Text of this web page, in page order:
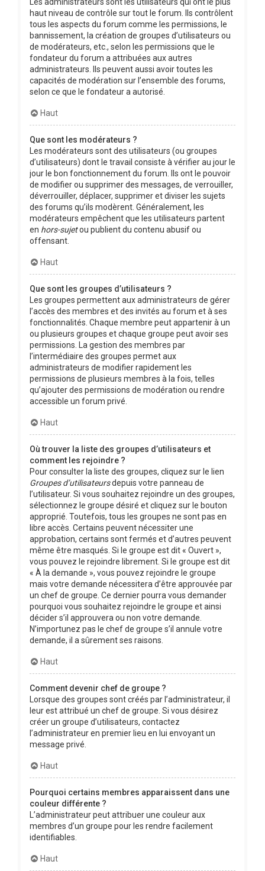
haut niveau de contrôle sur tout le forum. Ils contrôlent
tous les aspects du forum comme les permissions, le
bannissement, la création de groupes d’utilisateurs ou
de modérateurs, etc., selon les permissions que le
fondateur du forum a attribuées aux autres
administrateurs. Ils peuvent aussi avoir toutes les
capacités de modération sur l’ensemble des forums,
selon ce que le fondateur a autorisé.
Haut
Que sont les modérateurs ?
Les modérateurs sont des utilisateurs (ou groupes
d’utilisateurs) dont le travail consiste à vérifier au jour le
jour le bon fonctionnement du forum. Ils ont le pouvoir
de modifier ou supprimer des messages, de verrouiller,
déverrouiller, déplacer, supprimer et diviser les sujets
des forums qu’ils modèrent. Généralement, les
modérateurs empêchent que les utilisateurs partent
en hors-sujetou publient du contenu abusif ou
offensant.
Haut
Que sont les groupes d’utilisateurs ?
Les groupes permettent aux administrateurs de gérer
l’accès des membres et des invités au forum et à ses
fonctionnalités. Chaque membre peut appartenir à un
ou plusieurs groupes et chaque groupe peut avoir ses
permissions. La gestion des membres par
l’intermédiaire des groupes permet aux
administrateurs de modifier rapidement les
permissions de plusieurs membres à la fois, telles
qu’ajouter des permissions de modération ou rendre
accessible un forum privé.
Haut
Où trouver la liste des groupes d’utilisateurs et
comment les rejoindre ?
Pour consulter la liste des groupes, cliquez sur le lien
Groupes d’utilisateursdepuis votre panneau de
l’utilisateur. Si vous souhaitez rejoindre un des groupes,
sélectionnez le groupe désiré et cliquez sur le bouton
approprié. Toutefois, tous les groupes ne sont pas en
libre accès. Certains peuvent nécessiter une
approbation, certains sont fermés et d’autres peuvent
même être masqués. Si le groupe est dit « Ouvert »,
vous pouvez le rejoindre librement. Si le groupe est dit
« À la demande », vous pouvez rejoindre le groupe
mais votre demande nécessitera d’être approuvée par
un chef de groupe. Ce dernier pourra vous demander
pourquoi vous souhaitez rejoindre le groupe et ainsi
décider s’il approuvera ou non votre demande.
N’importunez pas le chef de groupe s’il annule votre
demande, il a sûrement ses raisons.
Haut
Comment devenir chef de groupe ?
Lorsque des groupes sont créés par l’administrateur, il
leur est attribué un chef de groupe. Si vous désirez
créer un groupe d’utilisateurs, contactez
l’administrateur en premier lieu en lui envoyant un
message privé.
Haut
Pourquoi certains membres apparaissent dans une
couleur différente ?
L’administrateur peut attribuer une couleur aux
membres d’un groupe pour les rendre facilement
identifiables.
Haut